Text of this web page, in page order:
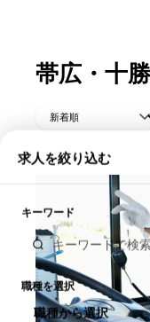
求人を絞り込む
キーワード
職種を選択
職種から選択
帯広・十